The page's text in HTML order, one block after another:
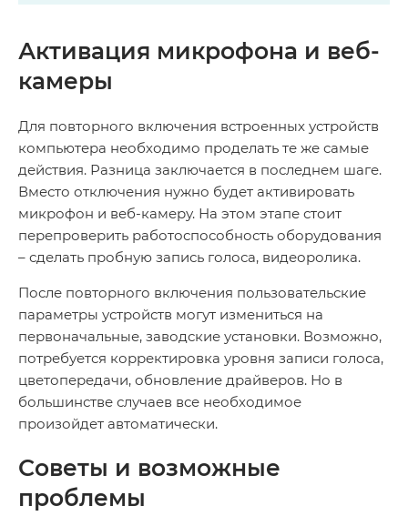
Активация микрофона и веб-
камеры
Для повторного включения встроенных устройств
компьютера необходимо проделать те же самые
действия. Разница заключается в последнем шаге.
Вместо отключения нужно будет активировать
микрофон и веб-камеру. На этом этапе стоит
перепроверить работоспособность оборудования
– сделать пробную запись голоса, видеоролика.
После повторного включения пользовательские
параметры устройств могут измениться на
первоначальные, заводские установки. Возможно,
потребуется корректировка уровня записи голоса,
цветопередачи, обновление драйверов. Но в
большинстве случаев все необходимое
произойдет автоматически.
Советы и возможные
проблемы